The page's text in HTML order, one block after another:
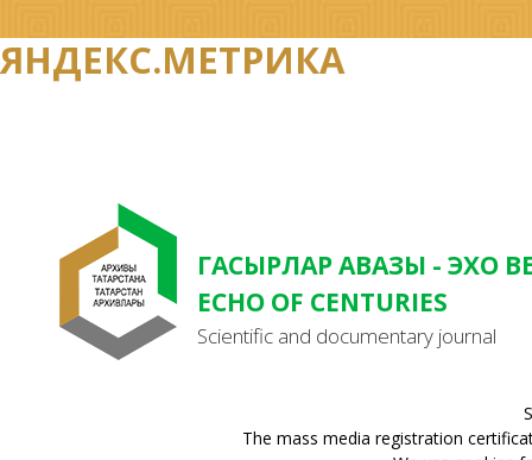
ЯНДЕКС.МЕТРИКА
ГАСЫРЛАР АВАЗЫ - ЭХО
ECHO OF CENTURIES
Scientific and documentary journal
The mass media registration